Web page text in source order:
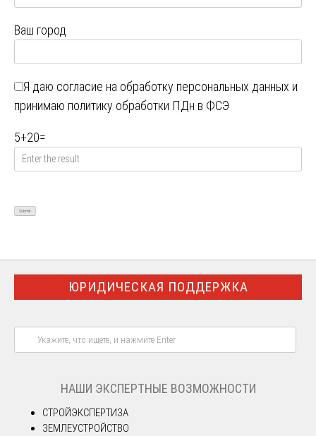
Ваш город
Я даю согласие на обработку персональных данных и
принимаю политику обработки ПДн в ФСЭ
5+20=
ЮРИДИЧЕСКАЯ ПОДДЕРЖКА
НАШИ ЭКСПЕРТНЫЕ ВОЗМОЖНОСТИ
СТРОЙЭКСПЕРТИЗА
ЗЕМЛЕУСТРОЙСТВО